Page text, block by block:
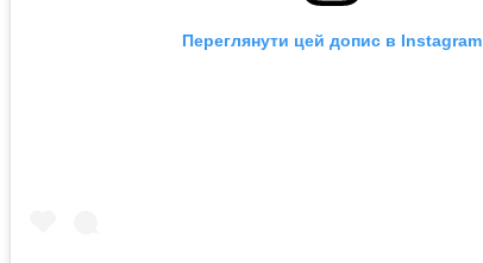
Переглянути цей допис в Instagram